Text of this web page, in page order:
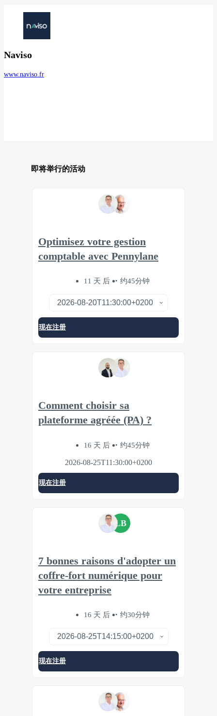
Naviso
www.naviso.fr
即将举行的活动
Optimisez votre gestion
comptable avec Pennylane
11 天 后 约45分钟
现在注册
Comment choisir sa
plateforme agréée (PA) ?
16 天 后 约45分钟
2026-08-25T11:30:00+0200
现在注册
LB
7 bonnes raisons d'adopter un
coffre-fort numérique pour
votre entreprise
16 天 后 约30分钟
现在注册